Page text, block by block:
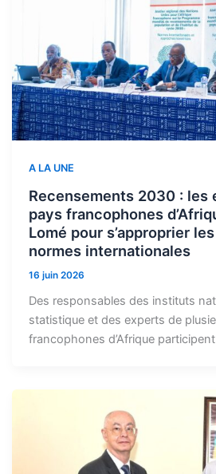
A LA UNE
Recensements 2030 : les
pays francophones
Lomé pour s’approprier
normes internationales
16 juin 2026
Des responsables des instituts
statistique et des experts de
francophones d’Afrique